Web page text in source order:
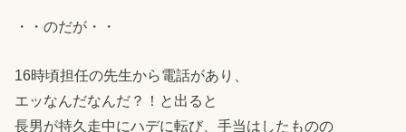
・・のだが・・
16時頃担任の先生から電話があり、
エッなんだなんだ？！と出ると
長男が持久走中にハデに転び、手当はしたものの